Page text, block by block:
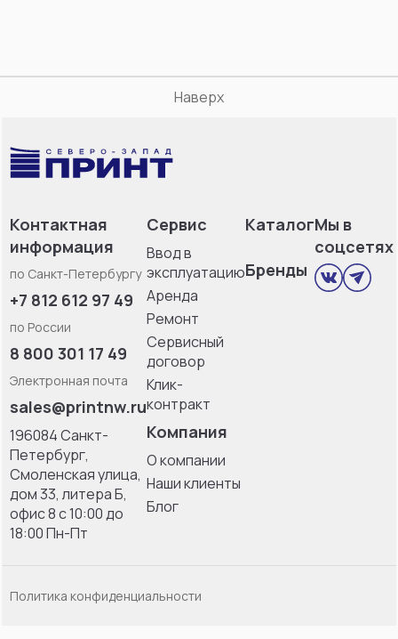
Наверх
Контактная
информация
по Санкт-Петербургу
+7 812 612 97 49
по России
8 800 301 17 49
Электронная почта
sales@printnw.ru
196084 Санкт-
Петербург,
Смоленская улица,
дом 33, литерa Б,
офис 8 с 10:00 до
18:00 Пн-Пт
Сервис
Ввод в
эксплуатацию
Аренда
Ремонт
Сервисный
договор
Клик-
контракт
Компания
О компании
Наши клиенты
Блог
Каталог
Бренды
Мы в
соцсетях
Политика конфиденциальности